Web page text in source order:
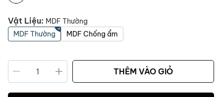
Vật Liệu: MDF Thường
MDF Thường
MDF Chống ẩm
THÊM VÀO GIỎ